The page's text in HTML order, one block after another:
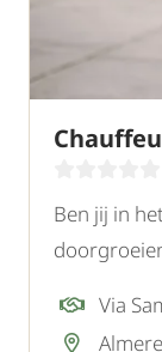
Ben jij in
Via